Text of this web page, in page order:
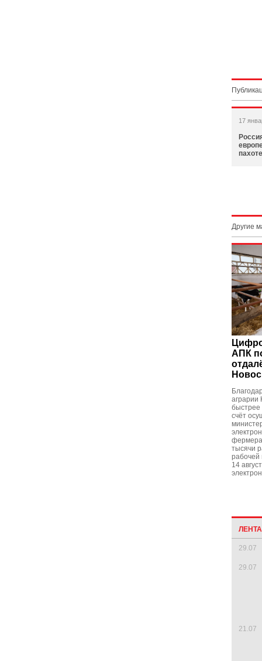
17
Другие
АПК
аграрии
быстрее
счёт
тысячи
рабочей
14
29.07
29.07
21.07